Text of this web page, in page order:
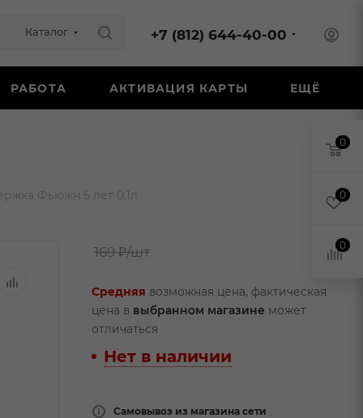
Каталог +7 (812) 644-40-00
РАБОТА АКТИВАЦИЯ КАРТЫ ЕЩЁ
Фьюжн 5 лет 0,1л
169 ₽/шт
Средняя возможная цена, фактическая
цена в выбранном магазине может
отличаться
Нет в наличии
Самовывоз из магазина сети
0
0
0